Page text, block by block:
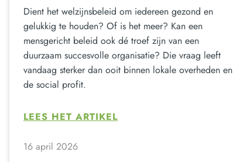
Dient het welzijnsbeleid om iedereen gezond en
gelukkig te houden? Of is het meer? Kan een
mensgericht beleid ook dé troef zijn van een
duurzaam succesvolle organisatie? Die vraag leeft
vandaag sterker dan ooit binnen lokale overheden en
de social profit.
LEES HET ARTIKEL
16 april 2026